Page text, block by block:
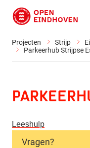
Direct naar de inhoud
Projecten Strijp
Parkeerhub Strijpse
Leeshulp
Vragen?